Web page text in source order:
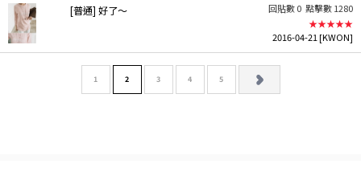
回貼數 0 點擊數 1280
[普通] 好了〜
★★★★★
2016-04-21 [KWON]
1 2 3 4 5